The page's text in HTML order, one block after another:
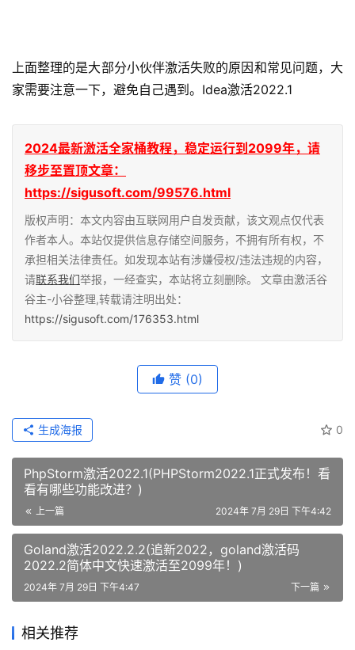
上面整理的是大部分小伙伴激活失败的原因和常见问题，大
家需要注意一下，避免自己遇到。Idea激活2022.1
2024最新激活全家桶教程，稳定运行到2099年，请
移步至置顶文章：
https://sigusoft.com/99576.html
版权声明：本文内容由互联网用户自发贡献，该文观点仅代表
作者本人。本站仅提供信息存储空间服务，不拥有所有权，不
承担相关法律责任。如发现本站有涉嫌侵权/违法违规的内容，
请联系我们举报，一经查实，本站将立刻删除。 文章由激活谷
谷主-小谷整理,转载请注明出处：
https://sigusoft.com/176353.html
赞 (0)
0
生成海报
PhpStorm激活2022.1(PHPStorm2022.1正式发布！看
看有哪些功能改进？)
上一篇 2024年 7月 29日 下午4:42
Goland激活2022.2.2(追新2022，goland激活码
2022.2简体中文快速激活至2099年！)
下一篇
2024年 7月 29日 下午4:47
相关推荐